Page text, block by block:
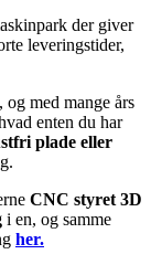
der giver
leveringstider,
med mange års
enten du har
plade eller
CNC styret 3D
i en, og samme
her.